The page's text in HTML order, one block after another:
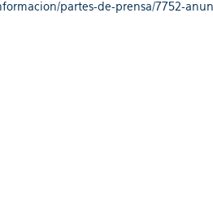
partes-de-prensa/7752-